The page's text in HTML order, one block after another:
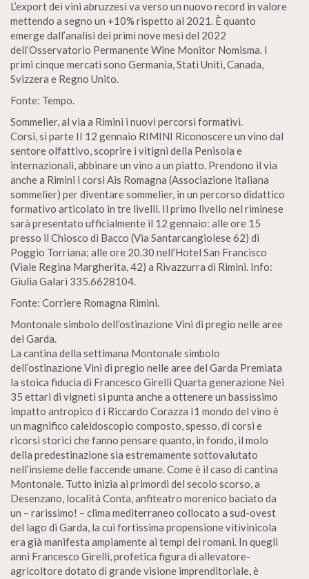
L’export dei vini abruzzesi va verso un nuovo record in valore
mettendo a segno un +10% rispetto al 2021. È quanto
emerge dall’analisi dei primi nove mesi del 2022
dell’Osservatorio Permanente Wine Monitor Nomisma. I
primi cinque mercati sono Germania, Stati Uniti, Canada,
Svizzera e Regno Unito.
Fonte: Tempo.
Sommelier, al via a Rimini i nuovi percorsi formativi.
Corsi, si parte II 12 gennaio RIMINI Riconoscere un vino dal
sentore olfattivo, scoprire i vitigni della Penisola e
internazionali, abbinare un vino a un piatto. Prendono il via
anche a Rimini i corsi Ais Romagna (Associazione italiana
sommelier) per diventare sommelier, in un percorso didattico
formativo articolato in tre livelli. Il primo livello nel riminese
sarà presentato ufficialmente il 12 gennaio: alle ore 15
presso il Chiosco di Bacco (Via Santarcangiolese 62) di
Poggio Torriana; alle ore 20.30 nell’Hotel San Francisco
(Viale Regina Margherita, 42) a Rivazzurra di Rimini. Info:
Giulia Galari 335.6628104.
Fonte: Corriere Romagna Rimini.
Montonale simbolo dell’ostinazione Vini di pregio nelle aree
del Garda.
La cantina della settimana Montonale simbolo
dell’ostinazione Vini di pregio nelle aree del Garda Premiata
la stoica fiducia di Francesco Girelli Quarta generazione Nei
35 ettari di vigneti si punta anche a ottenere un bassissimo
impatto antropico d i Riccardo Corazza I1 mondo del vino è
un magnifico caleidoscopio composto, spesso, di corsi e
ricorsi storici che fanno pensare quanto, in fondo, il molo
della predestinazione sia estremamente sottovalutato
nell’insieme delle faccende umane. Come è il caso di cantina
Montonale. Tutto inizia ai primordi del secolo scorso, a
Desenzano, località Conta, anfiteatro morenico baciato da
un – rarissimo! – clima mediterraneo collocato a sud-ovest
del lago di Garda, la cui fortissima propensione vitivinicola
era già manifesta ampiamente ai tempi dei romani. In quegli
anni Francesco Girelli, profetica figura di allevatore-
agricoltore dotato di grande visione imprenditoriale, è